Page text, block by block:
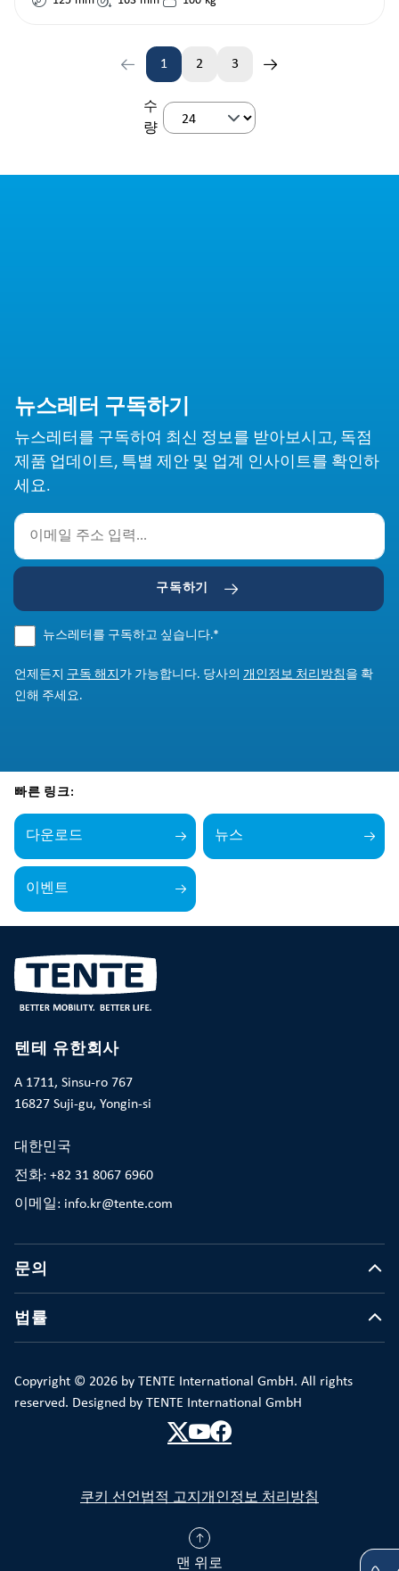
페이지
1 2
페이지
3
수
량
뉴스레터 구독하기
뉴스레터를 구독하여 최신 정보를 받아보시고, 독점
제품 업데이트, 특별 제안 및 업계 인사이트를 확인하
세요.
구독하기
뉴스레터를 구독하고 싶습니다.*
언제든지 구독 해지 가 가능합니다. 당사의 개인정보 처리방침 을 확
인해 주세요.
빠른 링크:
다운로드 뉴스
이벤트
텐테 유한회사
A 1711, Sinsu-ro 767
16827 Suji-gu, Yongin-si
대한민국
전화: +82 31 8067 6960
이메일: info.kr@tente.com
문의
법률
Copyright © 2026 by TENTE International GmbH. All rights
reserved. Designed by TENTE International GmbH
맨 위로
쿠키 선언법적 고지 개인정보 처리방침